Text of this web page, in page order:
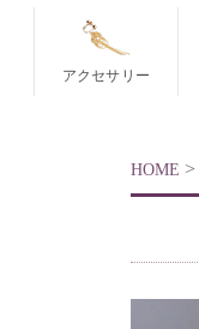
アクセサリー
HOME >